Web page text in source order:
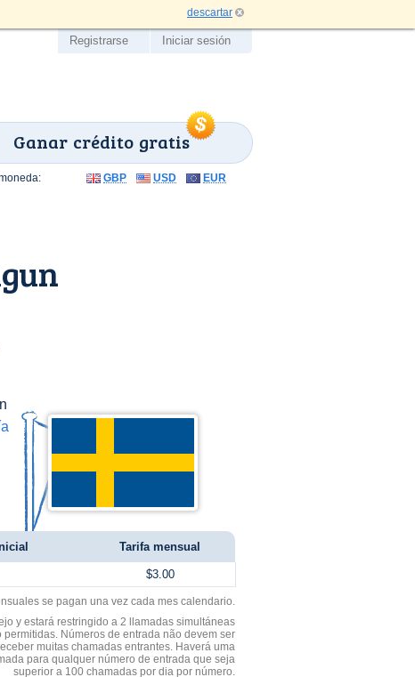
descartar
Ganar crédito gratis
Registrarse Iniciar sesión
GBP USD EUR
Tarifa mensual
$3.00
se pagan una vez cada mes calendario.
y estará restringido a 2 llamadas simultáneas
Números de entrada não devem ser
muitas chamadas entrantes. Haverá uma
para qualquer número de entrada que seja
superior a 100 chamadas por dia por número.